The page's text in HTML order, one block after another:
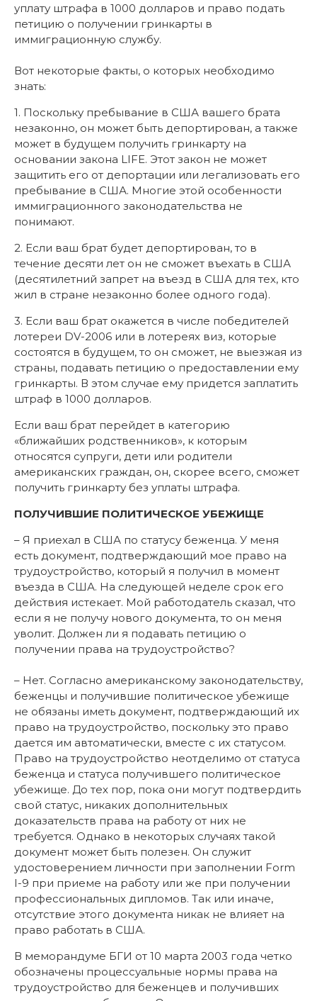
уплату штрафа в 1000 долларов и право подать
петицию о получении гринкарты в
иммиграционную службу.
Вот некоторые факты, о которых необходимо
знать:
1. Поскольку пребывание в США вашего брата
незаконно, он может быть депортирован, а также
может в будущем получить гринкарту на
основании закона LIFE. Этот закон не может
защитить его от депортации или легализовать его
пребывание в США. Многие этой особенности
иммиграционного законодательства не
понимают.
2. Если ваш брат будет депортирован, то в
течение десяти лет он не сможет въехать в США
(десятилетний запрет на въезд в США для тех, кто
жил в стране незаконно более одного года).
3. Если ваш брат окажется в числе победителей
лотереи DV-2006 или в лотереях виз, которые
состоятся в будущем, то он сможет, не выезжая из
страны, подавать петицию о предоставлении ему
гринкарты. В этом случае ему придется заплатить
штраф в 1000 долларов.
Если ваш брат перейдет в категорию
«ближайших родственников», к которым
относятся супруги, дети или родители
американских граждан, он, скорее всего, сможет
получить гринкарту без уплаты штрафа.
ПОЛУЧИВШИЕ ПОЛИТИЧЕСКОЕ УБЕЖИЩЕ
– Я приехал в США по статусу беженца. У меня
есть документ, подтверждающий мое право на
трудоустройство, который я получил в момент
въезда в США. На следующей неделе срок его
действия истекает. Мой работодатель сказал, что
если я не получу нового документа, то он меня
уволит. Должен ли я подавать петицию о
получении права на трудоустройство?
– Нет. Согласно американскому законодательству,
беженцы и получившие политическое убежище
не обязаны иметь документ, подтверждающий их
право на трудоустройство, поскольку это право
дается им автоматически, вместе с их статусом.
Право на трудоустройство неотделимо от статуса
беженца и статуса получившего политическое
убежище. До тех пор, пока они могут подтвердить
свой статус, никаких дополнительных
доказательств права на работу от них не
требуется. Однако в некоторых случаях такой
документ может быть полезен. Он служит
удостоверением личности при заполнении Form
I-9 при приеме на работу или же при получении
профессиональных дипломов. Так или иначе,
отсутствие этого документа никак не влияет на
право работать в США.
В меморандуме БГИ от 10 марта 2003 года четко
обозначены процессуальные нормы права на
трудоустройство для беженцев и получивших